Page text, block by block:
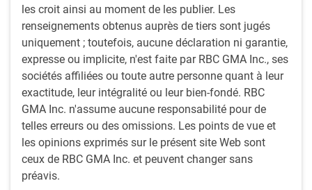
les croit ainsi au moment de les publier. Les
renseignements obtenus auprès de tiers sont jugés
uniquement ; toutefois, aucune déclaration ni garantie,
expresse ou implicite, n'est faite par RBC GMA Inc., ses
sociétés affiliées ou toute autre personne quant à leur
exactitude, leur intégralité ou leur bien-fondé. RBC
GMA Inc. n'assume aucune responsabilité pour de
telles erreurs ou des omissions. Les points de vue et
les opinions exprimés sur le présent site Web sont
ceux de RBC GMA Inc. et peuvent changer sans
préavis.
Économie
Nous continuons de nous attendre à une récession au
cours de la période de prévision d’un an, mais nous
avons majoritairement revu à la hausse nos prévisions
de PIB pour 2023.
Titres à revenu fixe
À l’heure actuelle et selon notre modèle d’analyse des
obligations, le risque de valorisation a considérablement
diminué et les perspectives de rendements futurs se
sont considérablement améliorées.